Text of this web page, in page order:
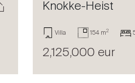
Knokke-Heist
Villa 154 m2
2,125,000 eur